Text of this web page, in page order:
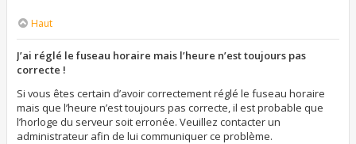
Haut
J’ai réglé le fuseau horaire mais l’heure n’est toujours pas
correcte !
Si vous êtes certain d’avoir correctement réglé le fuseau horaire
mais que l’heure n’est toujours pas correcte, il est probable que
l’horloge du serveur soit erronée. Veuillez contacter un
administrateur afin de lui communiquer ce problème.